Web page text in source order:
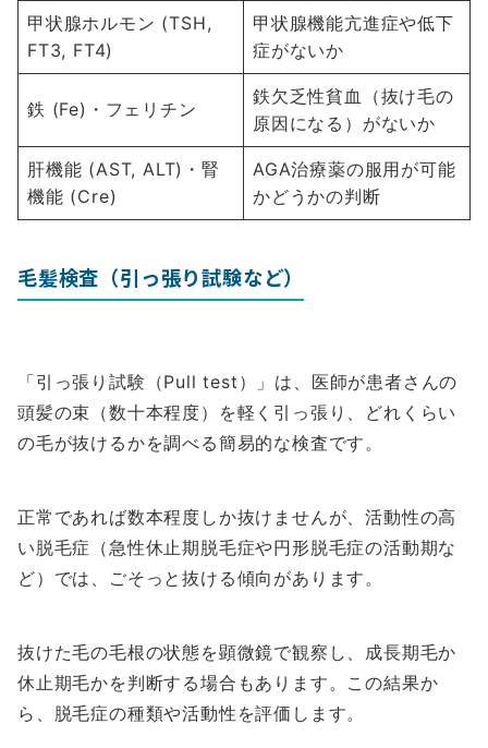
甲状腺ホルモン (TSH,
FT3, FT4)
甲状腺機能亢進症や低下
症がないか
鉄 (Fe)・フェリチン
鉄欠乏性貧血（抜け毛の
原因になる）がないか
肝機能 (AST, ALT)・腎
機能 (Cre)
AGA治療薬の服用が可能
かどうかの判断
毛髪検査（引っ張り試験など）
「引っ張り試験（Pull test）」は、医師が患者さんの
頭髪の束（数十本程度）を軽く引っ張り、どれくらい
の毛が抜けるかを調べる簡易的な検査です。
正常であれば数本程度しか抜けませんが、活動性の高
い脱毛症（急性休止期脱毛症や円形脱毛症の活動期な
ど）では、ごそっと抜ける傾向があります。
抜けた毛の毛根の状態を顕微鏡で観察し、成長期毛か
休止期毛かを判断する場合もあります。この結果か
ら、脱毛症の種類や活動性を評価します。